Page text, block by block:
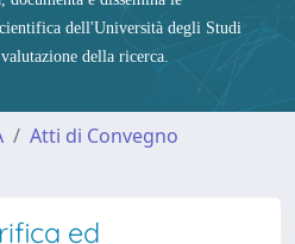
dell'Università degli Studi
della ricerca.
Atti di Convegno
ed